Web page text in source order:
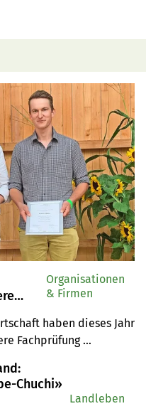
haben dieses Jahr
Fachprüfung
Organisationen
& Firmen
Chuchi»
Landleben